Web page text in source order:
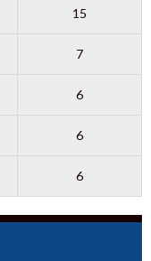
15
7
6
6
6